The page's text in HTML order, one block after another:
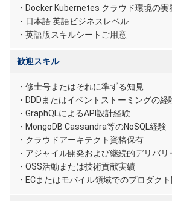
・Docker Kubernetes クラウド環境の実
・日本語 英語ビジネスレベル
・英語版スキルシートご用意
歓迎スキル
・修士号またはそれに準ずる知見
・DDDまたはイベントストーミングの経
・GraphQLによるAPI設計経験
・MongoDB Cassandra等のNoSQL経験
・クラウドアーキテクト資格保有
・アジャイル開発および継続的デリバリ
・OSS活動または技術貢献実績
・ECまたはモバイル領域でのプロダク